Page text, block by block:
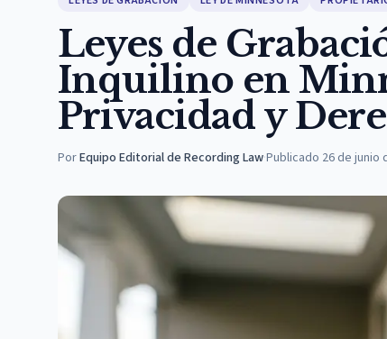
Leyes de
Inquilino en
Privacidad y
PorEquipo Editorial de Recording Law·Publicado 26 de junio